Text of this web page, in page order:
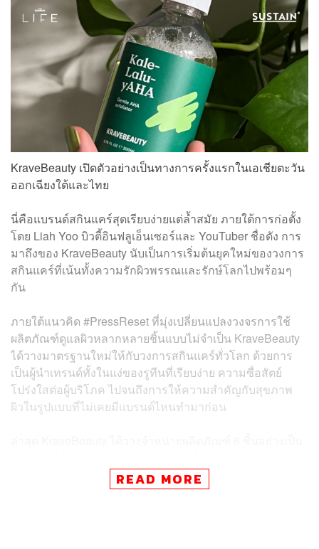
KraveBeauty เปิดตัวอย่างเป็นทางการครั้งแรกในเอเชียตะวัน
ออกเฉียงใต้และไทย
นี่คือแบรนด์สกินแคร์สุดเรียบง่ายแต่ล้ำสมัย ภายใต้การก่อตั้ง
โดย Liah Yoo บิวตี้อินฟลูเอ็นเซอร์และ YouTuber ชื่อดัง การ
มาถึงของ KraveBeauty นับเป็นการเริ่มต้นยุคใหม่ของวงการ
สกินแคร์ที่เน้นทั้งความรักผิวพรรณและรักษ์โลกไปพร้อมๆ
กัน
ภายใต้แนวคิด #PressReset ที่มุ่งเปลี่ยนแปลงวงจรการใช้
ผลิตภัณฑ์ดูแลผิวหลากหลายชิ้นแบบไม่จำเป็น KraveBeauty
ได้วางมาตรฐานใหม่ให้กับวงการสกินแคร์ทั่วโลก ด้วยการ
เป็นผู้นำเทรนด์ทั้งในแง่ของรูทีนที่เรียบง่าย ความซื่อสัตย์
โปร่งใสต่อผู้บริโภค ไปจนถึงการให้ความสำคัญกับสุขภาพ
ผิวในรูปแบบที่ไม่เคยมีแบรนด์ไหนทำมาก่อน
ออนไลน์ เปิดโอกาสให้ผู้ที่ชื่นชอบการดูแลผิวได้สัมผัสกับ
นวัตกรรมสกินแคร์จาก KraveBeauty กันอย่างใกล้ชิดแล้ววัน
READ MORE